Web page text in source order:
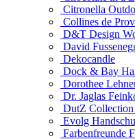
Citronella
Collines de
D&T Design
David
Dekocandle
Dock & Bay
Dorothee
Dr. Jaglas
DutZ Collection
Evolg
Farbenfreunde